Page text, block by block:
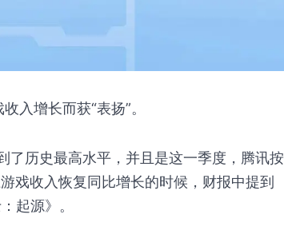
入增长而获“表扬”。
了历史最高水平，并且是这一季度，腾讯按
戏收入恢复同比增长的时候，财报中提到
起源》。